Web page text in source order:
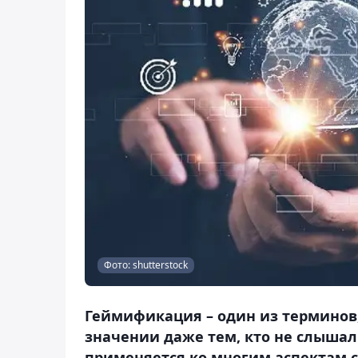
Фото: shutterstock
Геймификация – один из
значении даже тем, кто не